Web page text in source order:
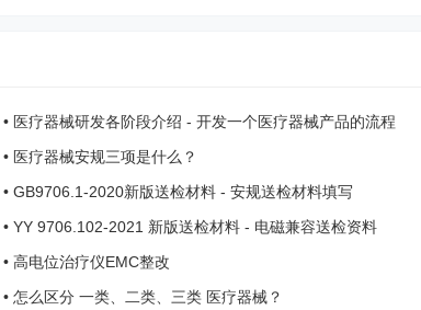
• 医疗器械研发各阶段介绍 - 开发一个医疗器械产品的流程
• 医疗器械安规三项是什么？
• GB9706.1-2020新版送检材料 - 安规送检材料填写
• YY 9706.102-2021 新版送检材料 - 电磁兼容送检资料
• 高电位治疗仪EMC整改
• 怎么区分 一类、二类、三类 医疗器械？